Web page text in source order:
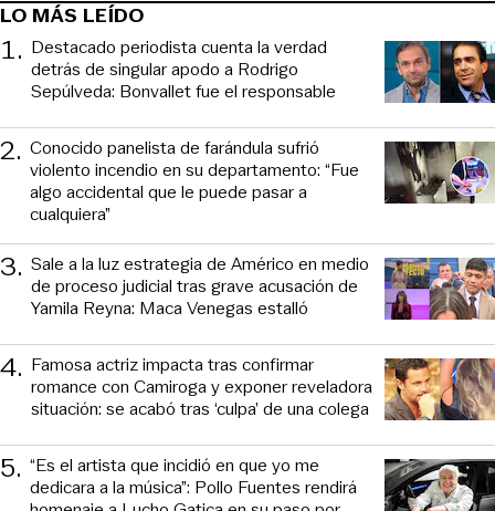
LO MÁS LEÍDO
1. Destacado periodista cuenta la verdad
detrás de singular apodo a Rodrigo
Sepúlveda: Bonvallet fue el responsable
2. Conocido panelista de farándula sufrió
violento incendio en su departamento: “Fue
algo accidental que le puede pasar a
cualquiera”
3. Sale a la luz estrategia de Américo en medio
de proceso judicial tras grave acusación de
Yamila Reyna: Maca Venegas estalló
4. Famosa actriz impacta tras confirmar
romance con Camiroga y exponer reveladora
situación: se acabó tras ‘culpa’ de una colega
5. “Es el artista que incidió en que yo me
dedicara a la música”: Pollo Fuentes rendirá